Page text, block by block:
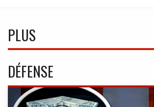
PLUS
DÉFENSE